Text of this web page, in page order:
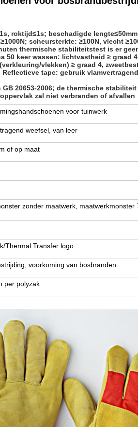
roktijd≤1s; beschadigde
scheursterkte: ≥100N, vlecht
thermische stabiliteitstest is er
50 keer wassen: lichtvastheid ≥ graad
vlekken) ≥ graad 4,
tape: gebruik
20653-2006; de thermische
zal niet verbranden of afvallen
voor tuinwerk
weefsel, van leer
of op maat
zonder maatwerk, maatwerkmonster
Thermal Transfer logo
voorkoming van bosbranden
per polyzak